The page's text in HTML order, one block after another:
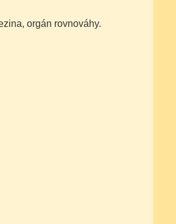
orgán rovnováhy.